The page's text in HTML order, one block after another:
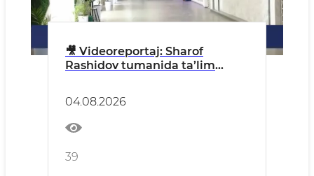
🎥 Videoreportaj: Sharof
Rashidov tumanida ta’lim
04.08.2026
39